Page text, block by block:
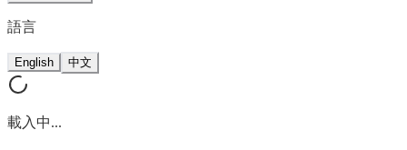
語言
English 中文
載入中...